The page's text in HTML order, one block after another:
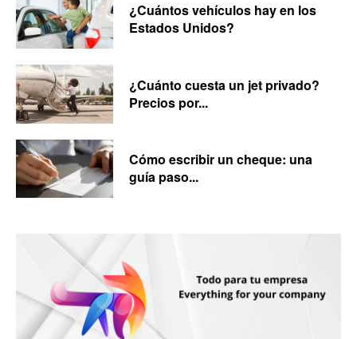
¿Cuántos vehículos hay en los
Estados Unidos?
¿Cuánto cuesta un jet privado?
Precios por...
Cómo escribir un cheque: una
guía paso...